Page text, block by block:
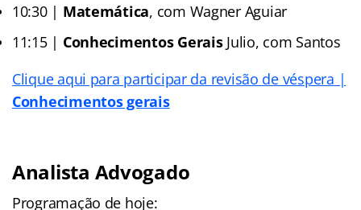
10:30 | Matemática, com Wagner Aguiar
11:15 | Conhecimentos GeraisJulio, com Santos
Clique aqui para participar da revisão de véspera |
Conhecimentos gerais
Analista Advogado
Programação de hoje: